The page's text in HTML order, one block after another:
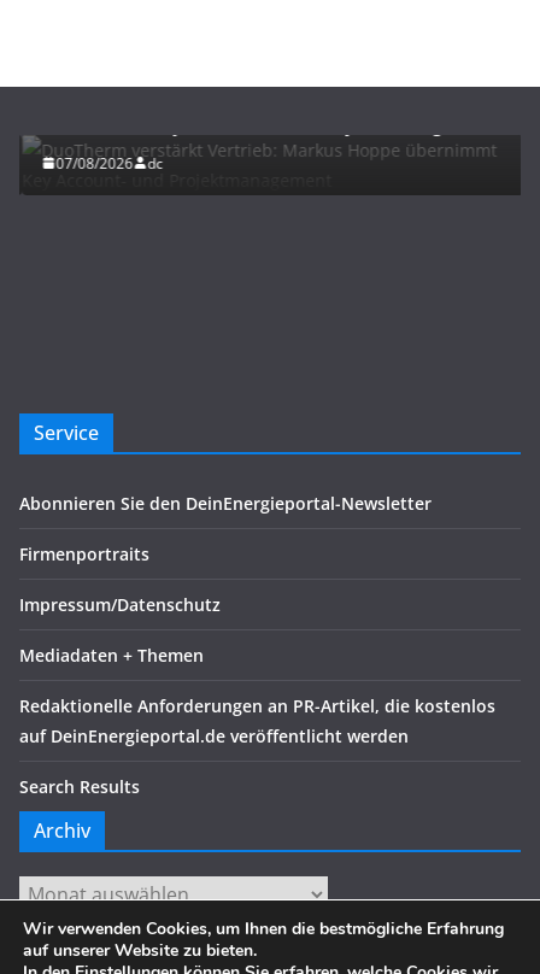
07/08/2026 dc
Service
Abonnieren Sie den DeinEnergieportal-Newsletter
Firmenportraits
Impressum/Datenschutz
Mediadaten + Themen
Redaktionelle Anforderungen an PR-Artikel, die kostenlos
auf DeinEnergieportal.de veröffentlicht werden
Search Results
Archiv
Archiv
Wir verwenden Cookies, um Ihnen die bestmögliche Erfahrung
auf unserer Website zu bieten.